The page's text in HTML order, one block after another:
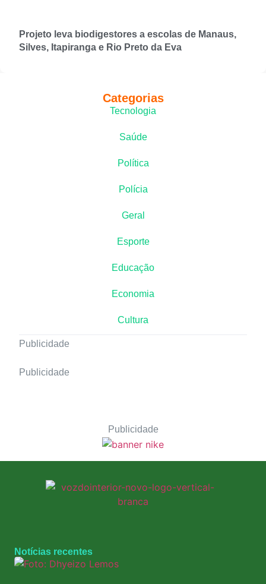
Projeto leva biodigestores a escolas de Manaus,
Silves, Itapiranga e Rio Preto da Eva
Categorias
Tecnologia
Saúde
Política
Polícia
Geral
Esporte
Educação
Economia
Cultura
Publicidade
Publicidade
Publicidade
Notícias recentes